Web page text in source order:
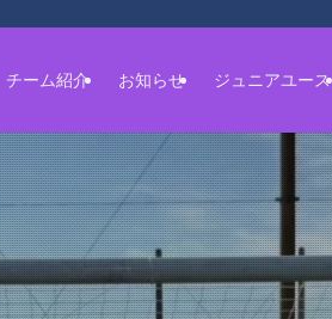
チーム紹介 お知らせ ジュニアユース